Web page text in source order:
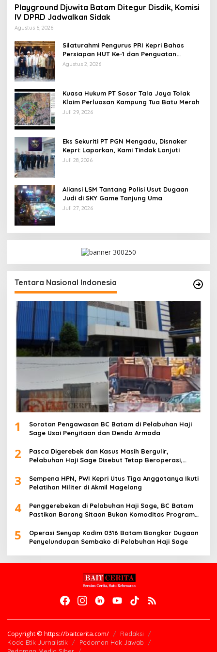
Playground Djuwita Batam Ditegur Disdik, Komisi
IV DPRD Jadwalkan Sidak
Agustus 6, 2026
Silaturahmi Pengurus PRI Kepri Bahas
Persiapan HUT Ke-1 dan Penguatan
Konsolidasi Partai
Agustus 2, 2026
Kuasa Hukum PT Sosor Tala Jaya Tolak
Klaim Perluasan Kampung Tua Batu Merah
Juli 29, 2026
Eks Sekuriti PT PGN Mengadu, Disnaker
Kepri: Laporkan, Kami Tindak Lanjuti
Juli 28, 2026
Aliansi LSM Tantang Polisi Usut Dugaan
Judi di SKY Game Tanjung Uma
Juli 27, 2026
Tentara Nasional Indonesia
1
Sorotan Pengawasan BC Batam di Pelabuhan Haji
Sage Usai Penyitaan dan Denda Armada
2
Pasca Digerebek dan Kasus Masih Bergulir,
Pelabuhan Haji Sage Disebut Tetap Beroperasi,
3
Sempena HPN, PWI Kepri Utus Tiga Anggotanya Ikuti
Pelatihan Militer di Akmil Magelang
4
Penggerebekan di Pelabuhan Haji Sage, BC Batam
Pastikan Barang Sitaan Bukan Komoditas Program
5
Operasi Senyap Kodim 0316 Batam Bongkar Dugaan
Penyelundupan Sembako di Pelabuhan Haji Sage
Copyright © https://baitcerita.com/
Redaksi
Kode Etik Jurnalistik
Pedoman Hak Jawab